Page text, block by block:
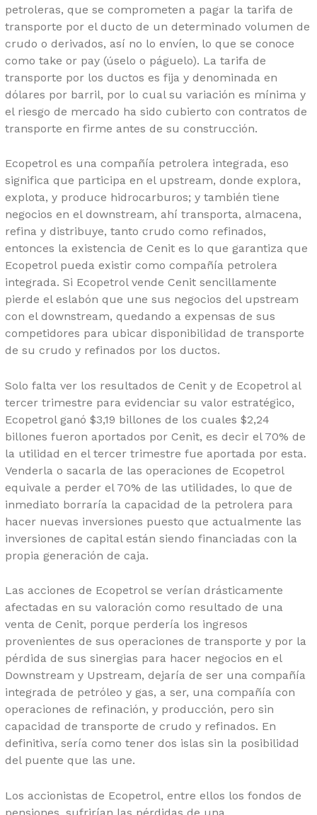
petroleras, que se comprometen a pagar la tarifa de
transporte por el ducto de un determinado volumen de
crudo o derivados, así no lo envíen, lo que se conoce
como take or pay (úselo o páguelo). La tarifa de
transporte por los ductos es fija y denominada en
dólares por barril, por lo cual su variación es mínima y
el riesgo de mercado ha sido cubierto con contratos de
transporte en firme antes de su construcción.
Ecopetrol es una compañía petrolera integrada, eso
significa que participa en el upstream, donde explora,
explota, y produce hidrocarburos; y también tiene
negocios en el downstream, ahí transporta, almacena,
refina y distribuye, tanto crudo como refinados,
entonces la existencia de Cenit es lo que garantiza que
Ecopetrol pueda existir como compañía petrolera
integrada. Si Ecopetrol vende Cenit sencillamente
pierde el eslabón que une sus negocios del upstream
con el downstream, quedando a expensas de sus
competidores para ubicar disponibilidad de transporte
de su crudo y refinados por los ductos.
Solo falta ver los resultados de Cenit y de Ecopetrol al
tercer trimestre para evidenciar su valor estratégico,
Ecopetrol ganó $3,19 billones de los cuales $2,24
billones fueron aportados por Cenit, es decir el 70% de
la utilidad en el tercer trimestre fue aportada por esta.
Venderla o sacarla de las operaciones de Ecopetrol
equivale a perder el 70% de las utilidades, lo que de
inmediato borraría la capacidad de la petrolera para
hacer nuevas inversiones puesto que actualmente las
inversiones de capital están siendo financiadas con la
propia generación de caja.
Las acciones de Ecopetrol se verían drásticamente
afectadas en su valoración como resultado de una
venta de Cenit, porque perdería los ingresos
provenientes de sus operaciones de transporte y por la
pérdida de sus sinergias para hacer negocios en el
Downstream y Upstream, dejaría de ser una compañía
integrada de petróleo y gas, a ser, una compañía con
operaciones de refinación, y producción, pero sin
capacidad de transporte de crudo y refinados. En
definitiva, sería como tener dos islas sin la posibilidad
del puente que las une.
Los accionistas de Ecopetrol, entre ellos los fondos de